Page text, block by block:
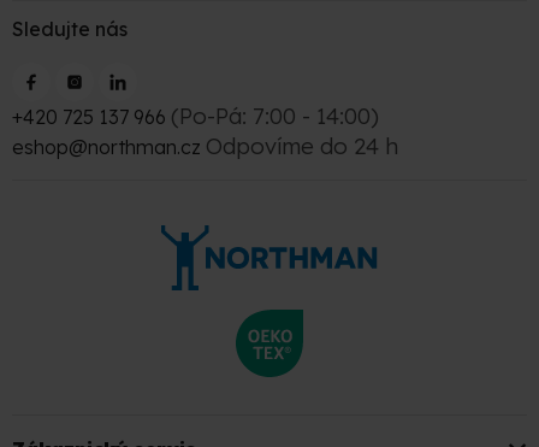
Sledujte nás
+420 725 137 966 (Po-Pá: 7:00 - 14:00)
eshop@northman.cz Odpovíme do 24 h